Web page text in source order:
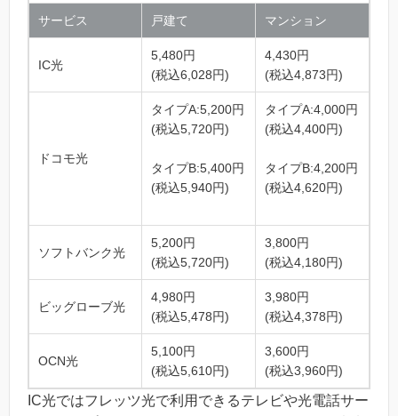
サービス 戸建て マンション
IC光
5,480円
(税込6,028円)
4,430円
(税込4,873円)
ドコモ光
タイプA:5,200円
(税込5,720円)
タイプB:5,400円
(税込5,940円)
タイプA:4,000円
(税込4,400円)
タイプB:4,200円
(税込4,620円)
ソフトバンク光
5,200円
(税込5,720円)
3,800円
(税込4,180円)
ビッグローブ光
4,980円
(税込5,478円)
3,980円
(税込4,378円)
OCN光
5,100円
(税込5,610円)
3,600円
(税込3,960円)
IC光ではフレッツ光で利用できるテレビや光電話サー